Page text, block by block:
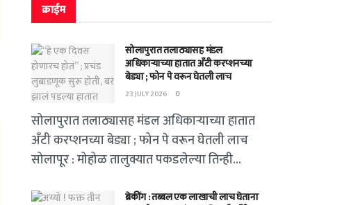
क्राईम
सोलापुरात तलाठ्यासह मंडल
अधिकाऱ्याच्या हातात अँटी करप्शनच्या
बेड्या ; फोन पे वरून घेतली लाच
23 JULY 2026 0
सोलापुरात तलाठ्यासह मंडल अधिकाऱ्याच्या हातात
अँटी करप्शनच्या बेड्या ; फोन पे वरून घेतली लाच
सोलापूर : मोहोळ तालुक्यात पकडलेल्या तिन्ही...
ब्रेकींग : तब्बल एक लाखाची लाच घेताना